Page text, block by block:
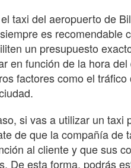
taxi del aeropuerto de
es recomendable
un presupuesto
en función de la hora
factores como el
si vas a utilizar un taxi
de que la compañía de
al cliente y que sus
De esta forma, podrás